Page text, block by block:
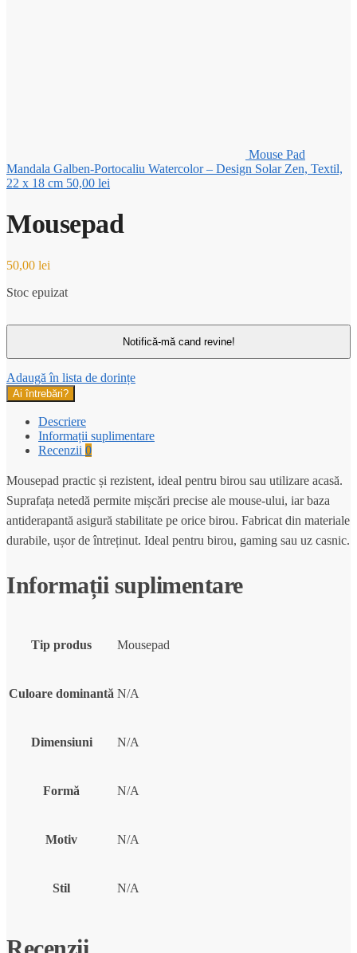
Mouse Pad
Mandala Galben-Portocaliu Watercolor – Design Solar Zen, Textil,
22 x 18 cm 50,00 lei
Mousepad
50,00 lei
Stoc epuizat
Adaugă în lista de dorințe
Ai întrebări?
Descriere
Informații suplimentare
Recenzii 0
Mousepad practic și rezistent, ideal pentru birou sau utilizare acasă.
Suprafața netedă permite mișcări precise ale mouse-ului, iar baza
antiderapantă asigură stabilitate pe orice birou. Fabricat din materiale
durabile, ușor de întreținut. Ideal pentru birou, gaming sau uz casnic.
Informații suplimentare
Tip produs Mousepad
Culoare dominantă N/A
Dimensiuni N/A
Formă N/A
Motiv N/A
Stil N/A
Recenzii